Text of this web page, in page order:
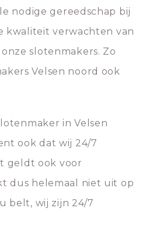
nodige gereedschap bij
kwaliteit verwachten van
slotenmakers. Zo
Velsen noord ook
in Velsen
ook dat wij 24/7
geldt ook voor
dus helemaal niet uit op
belt, wij zijn 24/7